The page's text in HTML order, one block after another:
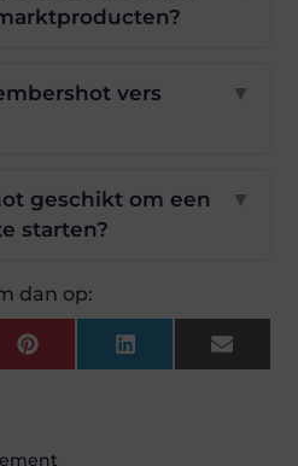
vers
▼
geschikt om een
starten?
▼
dan op:
PinterestLinkedInEmail